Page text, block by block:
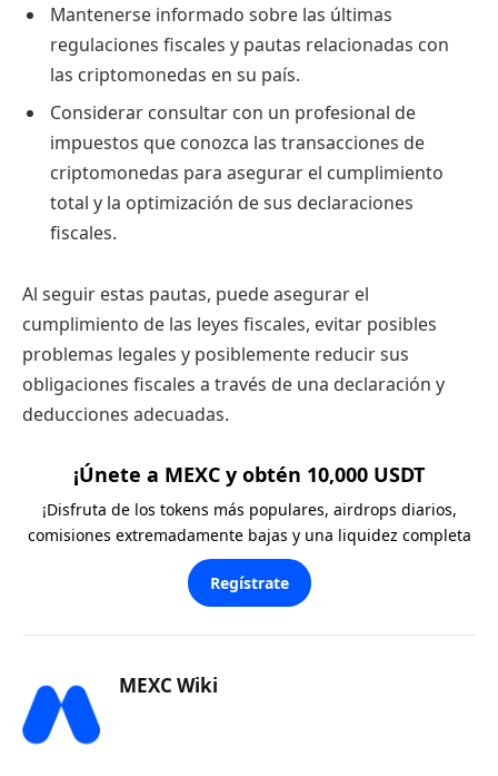
Mantenerse informado sobre las últimas
regulaciones fiscales y pautas relacionadas con
las criptomonedas en su país.
Considerar consultar con un profesional de
impuestos que conozca las transacciones de
criptomonedas para asegurar el cumplimiento
total y la optimización de sus declaraciones
fiscales.
Al seguir estas pautas, puede asegurar el
cumplimiento de las leyes fiscales, evitar posibles
problemas legales y posiblemente reducir sus
obligaciones fiscales a través de una declaración y
deducciones adecuadas.
¡Únete a MEXC y obtén 10,000 USDT
¡Disfruta de los tokens más populares, airdrops diarios,
comisiones extremadamente bajas y una liquidez completa
Regístrate
MEXC Wiki